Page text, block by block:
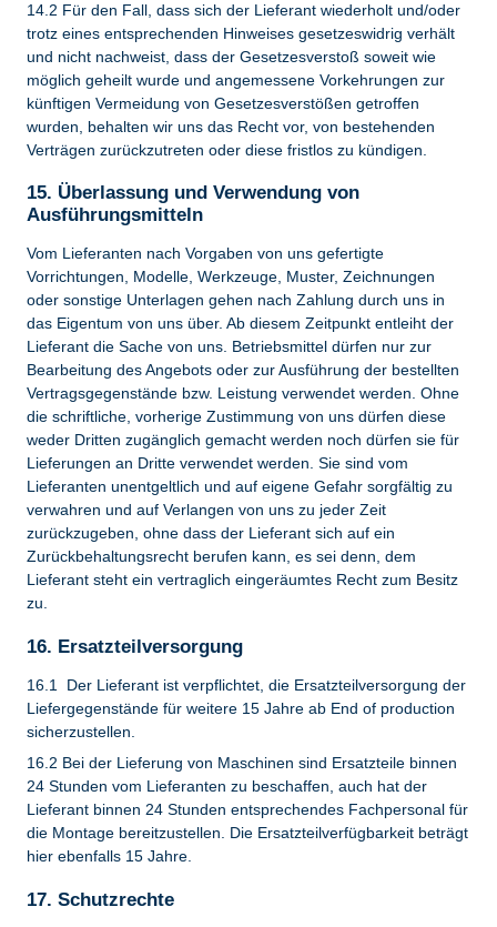
14.2 Für den Fall, dass sich der Lieferant wiederholt und/oder
trotz eines entsprechenden Hinweises gesetzeswidrig verhält
und nicht nachweist, dass der Gesetzesverstoß soweit wie
möglich geheilt wurde und angemessene Vorkehrungen zur
künftigen Vermeidung von Gesetzesverstößen getroffen
wurden, behalten wir uns das Recht vor, von bestehenden
Verträgen zurückzutreten oder diese fristlos zu kündigen.
15. Überlassung und Verwendung von
Ausführungsmitteln
Vom Lieferanten nach Vorgaben von uns gefertigte
Vorrichtungen, Modelle, Werkzeuge, Muster, Zeichnungen
oder sonstige Unterlagen gehen nach Zahlung durch uns in
das Eigentum von uns über. Ab diesem Zeitpunkt entleiht der
Lieferant die Sache von uns. Betriebsmittel dürfen nur zur
Bearbeitung des Angebots oder zur Ausführung der bestellten
Vertragsgegenstände bzw. Leistung verwendet werden. Ohne
die schriftliche, vorherige Zustimmung von uns dürfen diese
weder Dritten zugänglich gemacht werden noch dürfen sie für
Lieferungen an Dritte verwendet werden. Sie sind vom
Lieferanten unentgeltlich und auf eigene Gefahr sorgfältig zu
verwahren und auf Verlangen von uns zu jeder Zeit
zurückzugeben, ohne dass der Lieferant sich auf ein
Zurückbehaltungsrecht berufen kann, es sei denn, dem
Lieferant steht ein vertraglich eingeräumtes Recht zum Besitz
zu.
16. Ersatzteilversorgung
16.1 Der Lieferant ist verpflichtet, die Ersatzteilversorgung der
Liefergegenstände für weitere 15 Jahre ab End of production
sicherzustellen.
16.2 Bei der Lieferung von Maschinen sind Ersatzteile binnen
24 Stunden vom Lieferanten zu beschaffen, auch hat der
Lieferant binnen 24 Stunden entsprechendes Fachpersonal für
die Montage bereitzustellen. Die Ersatzteilverfügbarkeit beträgt
hier ebenfalls 15 Jahre.
17. Schutzrechte